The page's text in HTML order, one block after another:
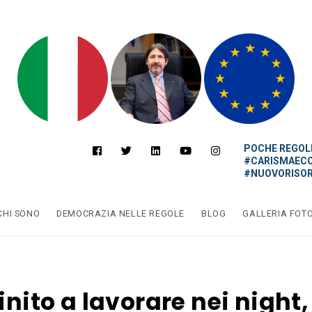
POCHE
SONO DEMOCRAZIA NELLE REGOLE BLOG GALLERIA FOTO
a lavorare nei night,